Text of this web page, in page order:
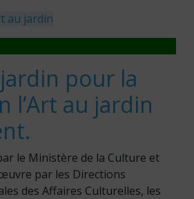
au jardin
pour la
l’Art au jardin
le Ministère de la Culture et
par les Directions
des Affaires Culturelles, les